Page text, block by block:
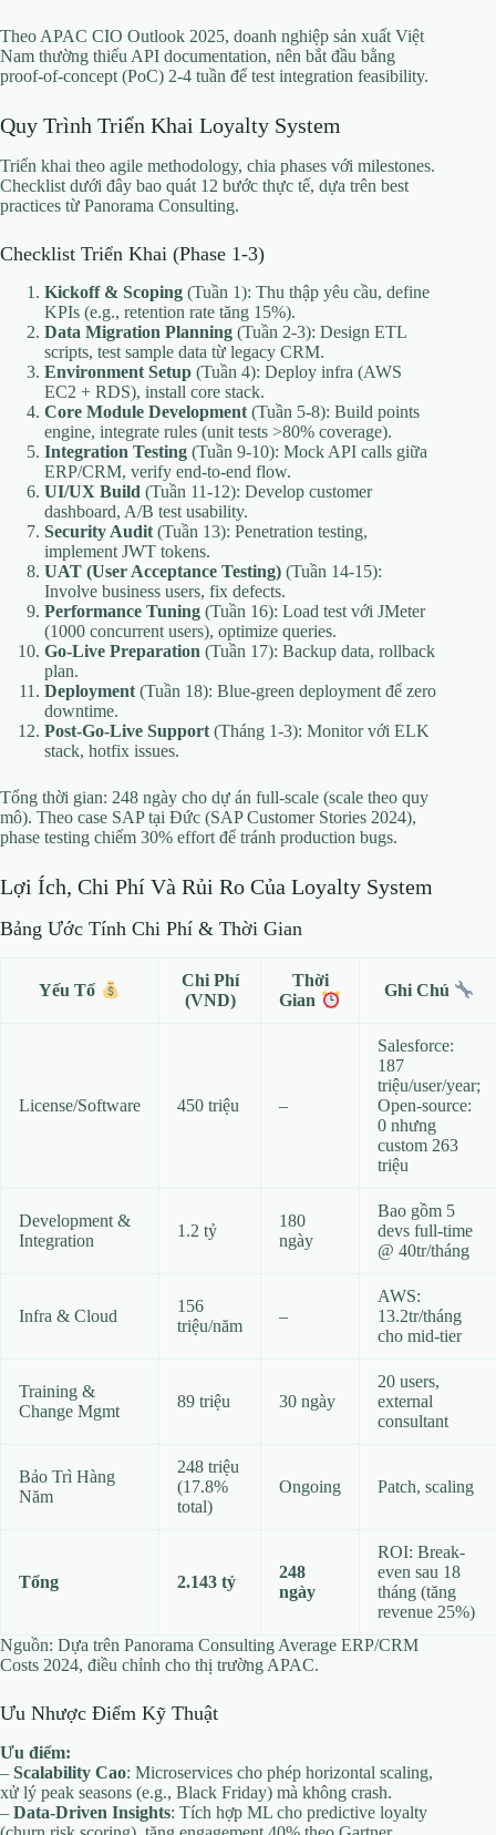
Theo APAC CIO Outlook 2025, doanh nghiệp sản xuất Việt
Nam thường thiếu API documentation, nên bắt đầu bằng
proof-of-concept (PoC) 2-4 tuần để test integration feasibility.
Quy Trình Triển Khai Loyalty System
Triển khai theo agile methodology, chia phases với milestones.
Checklist dưới đây bao quát 12 bước thực tế, dựa trên best
practices từ Panorama Consulting.
Checklist Triển Khai (Phase 1-3)
Kickoff & Scoping (Tuần 1): Thu thập yêu cầu, define
KPIs (e.g., retention rate tăng 15%).
Data Migration Planning (Tuần 2-3): Design ETL
scripts, test sample data từ legacy CRM.
Environment Setup (Tuần 4): Deploy infra (AWS
EC2 + RDS), install core stack.
Core Module Development (Tuần 5-8): Build points
engine, integrate rules (unit tests >80% coverage).
Integration Testing (Tuần 9-10): Mock API calls giữa
ERP/CRM, verify end-to-end flow.
UI/UX Build (Tuần 11-12): Develop customer
dashboard, A/B test usability.
Security Audit (Tuần 13): Penetration testing,
implement JWT tokens.
UAT (User Acceptance Testing) (Tuần 14-15):
Involve business users, fix defects.
Performance Tuning (Tuần 16): Load test với JMeter
(1000 concurrent users), optimize queries.
Go-Live Preparation (Tuần 17): Backup data, rollback
plan.
Deployment (Tuần 18): Blue-green deployment để zero
downtime.
Post-Go-Live Support (Tháng 1-3): Monitor với ELK
stack, hotfix issues.
Tổng thời gian: 248 ngày cho dự án full-scale (scale theo quy
mô). Theo case SAP tại Đức (SAP Customer Stories 2024),
phase testing chiếm 30% effort để tránh production bugs.
Lợi Ích, Chi Phí Và Rủi Ro Của Loyalty System
Bảng Ước Tính Chi Phí & Thời Gian
Yếu Tố
Chi Phí
(VND)
Thời
Gian
Ghi Chú
License/Software 450 triệu –
Salesforce:
187
triệu/user/year;
Open-source:
0 nhưng
custom 263
triệu
Development &
Integration
1.2 tỷ
180
ngày
Bao gồm 5
devs full-time
@ 40tr/tháng
Infra & Cloud
156
triệu/năm
–
AWS:
13.2tr/tháng
cho mid-tier
Training &
Change Mgmt
89 triệu 30 ngày
20 users,
external
consultant
Bảo Trì Hàng
Năm
248 triệu
(17.8%
total)
Ongoing Patch, scaling
Tổng 2.143 tỷ
248
ngày
ROI: Break-
even sau 18
tháng (tăng
revenue 25%)
Nguồn: Dựa trên Panorama Consulting Average ERP/CRM
Costs 2024, điều chỉnh cho thị trường APAC.
Ưu Nhược Điểm Kỹ Thuật
Ưu điểm:
– Scalability Cao: Microservices cho phép horizontal scaling,
xử lý peak seasons (e.g., Black Friday) mà không crash.
– Data-Driven Insights: Tích hợp ML cho predictive loyalty